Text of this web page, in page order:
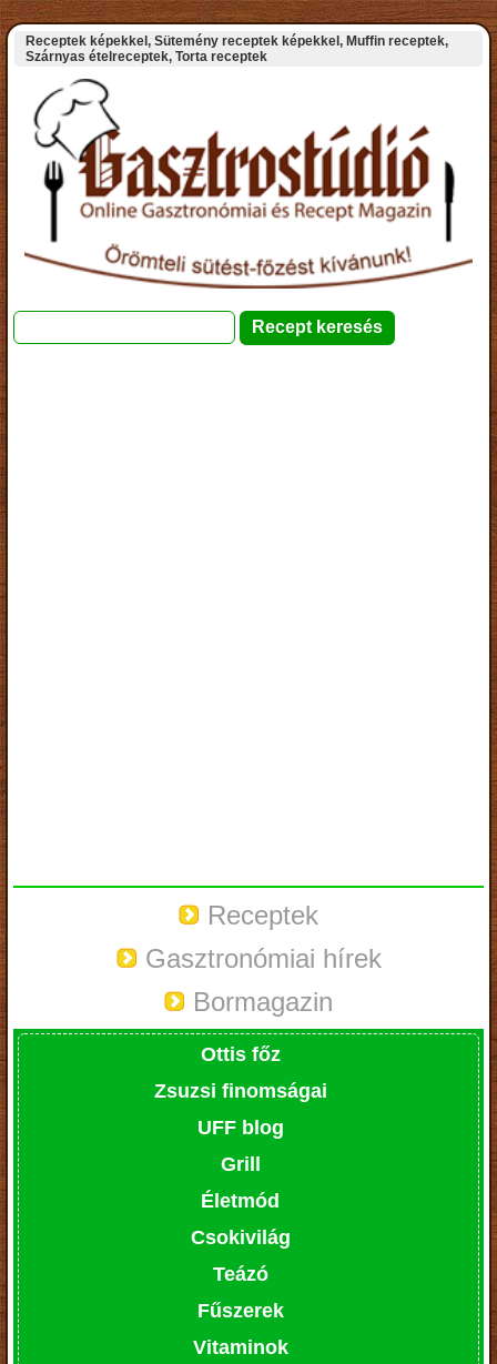
Receptek képekkel, Sütemény receptek képekkel, Muffin receptek,
Szárnyas ételreceptek, Torta receptek
Receptek
Gasztronómiai hírek
Bormagazin
Ottis főz
Zsuzsi finomságai
UFF blog
Grill
Életmód
Csokivilág
Teázó
Fűszerek
Vitaminok